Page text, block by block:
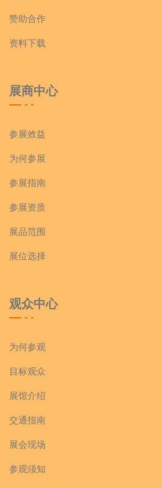
赞助合作
资料下载
展商中心
参展效益
为何参展
参展指南
参展资质
展品范围
展位选择
观众中心
为何参观
目标观众
展馆介绍
交通指南
展会现场
参观须知